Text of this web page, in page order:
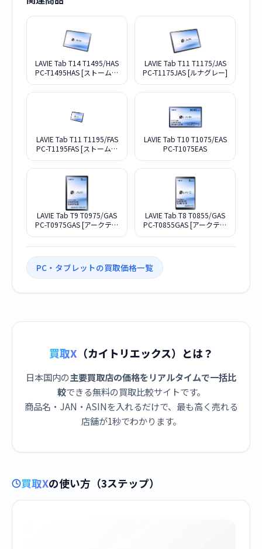
LAVIE Tab T14 T1495/HAS
PC-T1495HAS [ストームグ
LAVIE Tab T11 T1175/JAS
PC-T1175JAS [ルナグレー]
LAVIE Tab T11 T1195/FAS
PC-T1195FAS [ストームグ
LAVIE Tab T10 T1075/EAS
PC-T1075EAS
LAVIE Tab T9 T0975/GAS
PC-T0975GAS [アークティ
LAVIE Tab T8 T0855/GAS
PC-T0855GAS [アークティ
PC・タブレットの買取価格一覧
買取X （カイトリエックス）とは？
日本国内の主要買取店の価格をリアルタイムで一括比
較できる無料の買取比較サイトです。
商品名・JAN・ASINを入れるだけで、最も高く売れる
店舗が1秒でわかります。
買取Xの使い方（3ステップ）